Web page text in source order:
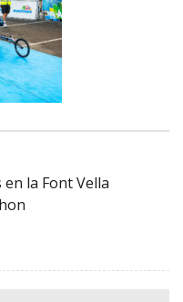
la Font Vella